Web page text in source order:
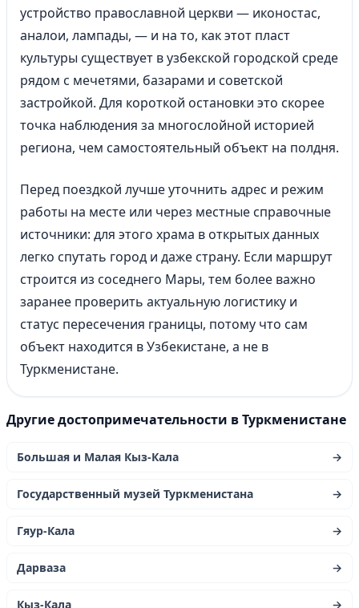
устройство православной церкви — иконостас,
аналои, лампады, — и на то, как этот пласт
культуры существует в узбекской городской среде
рядом с мечетями, базарами и советской
застройкой. Для короткой остановки это скорее
точка наблюдения за многослойной историей
региона, чем самостоятельный объект на полдня.
Перед поездкой лучше уточнить адрес и режим
работы на месте или через местные справочные
источники: для этого храма в открытых данных
легко спутать город и даже страну. Если маршрут
строится из соседнего Мары, тем более важно
заранее проверить актуальную логистику и
статус пересечения границы, потому что сам
объект находится в Узбекистане, а не в
Туркменистане.
Другие достопримечательности в Туркменистане
Большая и Малая Кыз-Кала →
Государственный музей Туркменистана →
Гяур-Кала →
Дарваза →
Кыз-Кала →